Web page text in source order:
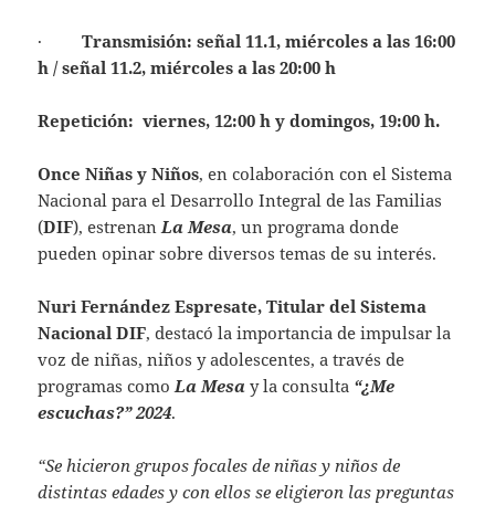
·Transmisión: señal 11.1, miércoles a las 16:00
h / señal 11.2, miércoles a las 20:00 h
Repetición: viernes, 12:00 h y domingos, 19:00 h.
Once Niñas y Niños, en colaboración con el Sistema
Nacional para el Desarrollo Integral de las Familias
(DIF), estrenan La Mesa, un programa donde
pueden opinar sobre diversos temas de su interés.
Nuri Fernández Espresate, Titular del Sistema
Nacional DIF, destacó la importancia de impulsar la
voz de niñas, niños y adolescentes, a través de
programas como La Mesa y la consulta “¿Me
escuchas?” 2024.
“Se hicieron grupos focales de niñas y niños de
distintas edades y con ellos se eligieron las preguntas